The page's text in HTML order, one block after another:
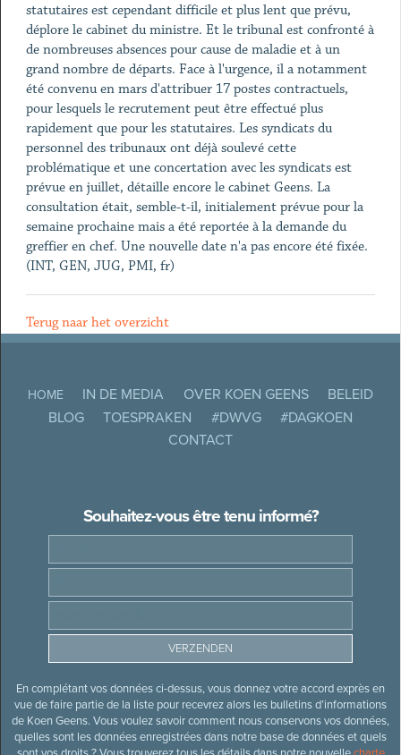
statutaires est cependant difficile et plus lent que prévu,
déplore le cabinet du ministre. Et le tribunal est confronté à
de nombreuses absences pour cause de maladie et à un
grand nombre de départs. Face à l'urgence, il a notamment
été convenu en mars d'attribuer 17 postes contractuels,
pour lesquels le recrutement peut être effectué plus
rapidement que pour les statutaires. Les syndicats du
personnel des tribunaux ont déjà soulevé cette
problématique et une concertation avec les syndicats est
prévue en juillet, détaille encore le cabinet Geens. La
consultation était, semble-t-il, initialement prévue pour la
semaine prochaine mais a été reportée à la demande du
greffier en chef. Une nouvelle date n'a pas encore été fixée.
(INT, GEN, JUG, PMI, fr)
Terug naar het overzicht
HOME IN DE MEDIA OVER KOEN GEENS
BELEID
BLOG
TOESPRAKEN #DWVG
#DAGKOEN
CONTACT
Souhaitez-vous être tenu informé?
En complétant vos données ci-dessus, vous donnez votre accord exprès en
vue de faire partie de la liste pour recevrez alors les bulletins d’informations
de Koen Geens. Vous voulez savoir comment nous conservons vos données,
quelles sont les données enregistrées dans notre base de données et quels